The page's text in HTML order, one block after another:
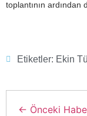
toplantının ardından
Etiketler: Ekin
← Önceki